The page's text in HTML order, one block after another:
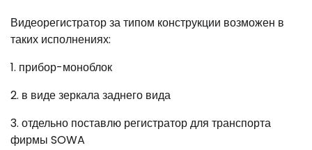
Видеорегистратор за типом конструкции возможен в
таких исполнениях:
1. прибор-моноблок
2. в виде зеркала заднего вида
3. отдельно поставлю регистратор для транспорта
фирмы SOWA